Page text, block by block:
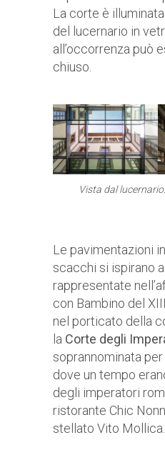
La corte è
del lucernario in
all’occorrenza può
chiuso.
Vista dal
Le pavimentazioni
scacchi si ispirano
rappresentate
con Bambino del
nel porticato della
la Corte degli
soprannominata
dove un tempo
degli imperatori
ristorante Chic
stellato Vito Mollica.